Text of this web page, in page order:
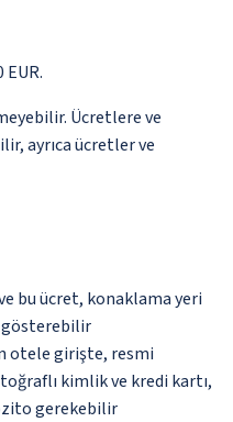
Ücretlere ve
ayrıca ücretler ve
bu ücret, konaklama yeri
gösterebilir
otele girişte, resmi
kimlik ve kredi kartı,
gerekebilir